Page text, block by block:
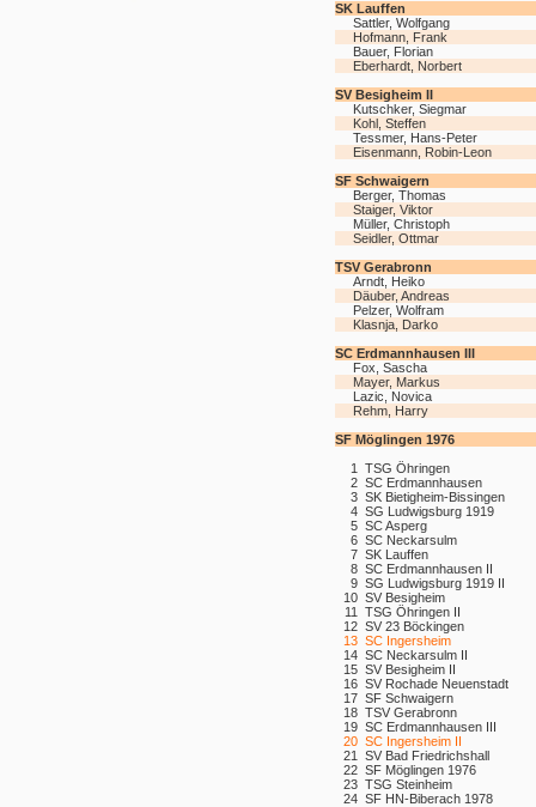
SK Lauffen
Sattler, Wolfgang
Hofmann, Frank
Bauer, Florian
Eberhardt, Norbert
SV Besigheim II
Kutschker, Siegmar
Kohl, Steffen
Tessmer, Hans-Peter
Eisenmann, Robin-Leon
SF Schwaigern
Berger, Thomas
Staiger, Viktor
Müller, Christoph
Seidler, Ottmar
TSV Gerabronn
Arndt, Heiko
Däuber, Andreas
Pelzer, Wolfram
Klasnja, Darko
SC Erdmannhausen III
Fox, Sascha
Mayer, Markus
Lazic, Novica
Rehm, Harry
SF Möglingen 1976
1
TSG Öhringen
2 SC Erdmannhausen
3 SK Bietigheim-Bissingen
4 SG Ludwigsburg 1919
5 SC Asperg
6 SC Neckarsulm
7 SK Lauffen
8 SC Erdmannhausen II
9 SG Ludwigsburg 1919 II
10 SV Besigheim
11
TSG Öhringen II
12 SV 23 Böckingen
13 SC Ingersheim
14 SC Neckarsulm II
15 SV Besigheim II
16 SV Rochade Neuenstadt
17 SF Schwaigern
18 TSV Gerabronn
19 SC Erdmannhausen III
20 SC Ingersheim II
21
SV Bad Friedrichshall
22 SF Möglingen 1976
23 TSG Steinheim
24 SF HN-Biberach 1978